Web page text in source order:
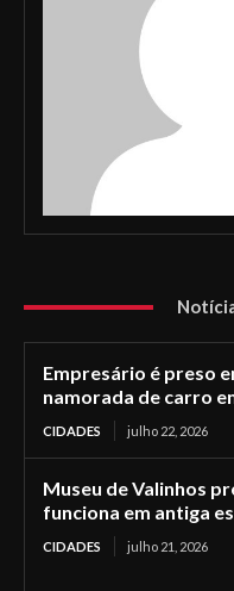
Empresário é preso
namorada de carro
CIDADES julho 22, 2026
Museu de Valinhos
funciona em antiga
CIDADES julho 21, 2026